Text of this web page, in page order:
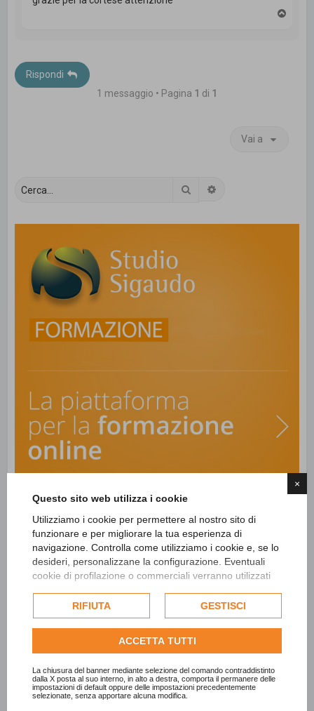
×
Questo sito web utilizza i cookie
Utilizziamo i cookie per permettere al nostro sito di
funzionare e per migliorare la tua esperienza di
navigazione. Controlla come utilizziamo i cookie e, se lo
desideri, personalizzane la configurazione. Eventuali
cookie di profilazione o commerciali verranno utilizzati
dell'utente e, se consentito, potrebbero essere utilizzati
per personalizzare gli annunci pubblicitari. Per ulteriori
informazioni su come Google utilizza i dati raccolti,
politica sulla privacy di Google
Consulta l'informativa cookie completa.
RIFIUTA GESTISCI
ACCETTA TUTTI
La chiusura del banner mediante selezione del comando contraddistinto
dalla X posta al suo interno, in alto a destra, comporta il permanere delle
impostazioni di default oppure delle impostazioni precedentemente
selezionate, senza apportare alcuna modifica.
Rispondi
1 messaggio • Pagina 1 di 1
Vai a
Cerca